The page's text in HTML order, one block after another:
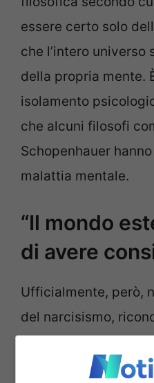
essere certo solo
che l’intero universo
della propria mente.
isolamento
che alcuni filosofi
Schopenhauer
malattia mentale.
“Il mondo
di avere
Ufficialmente, però,
del narcisismo,
narcisistico della